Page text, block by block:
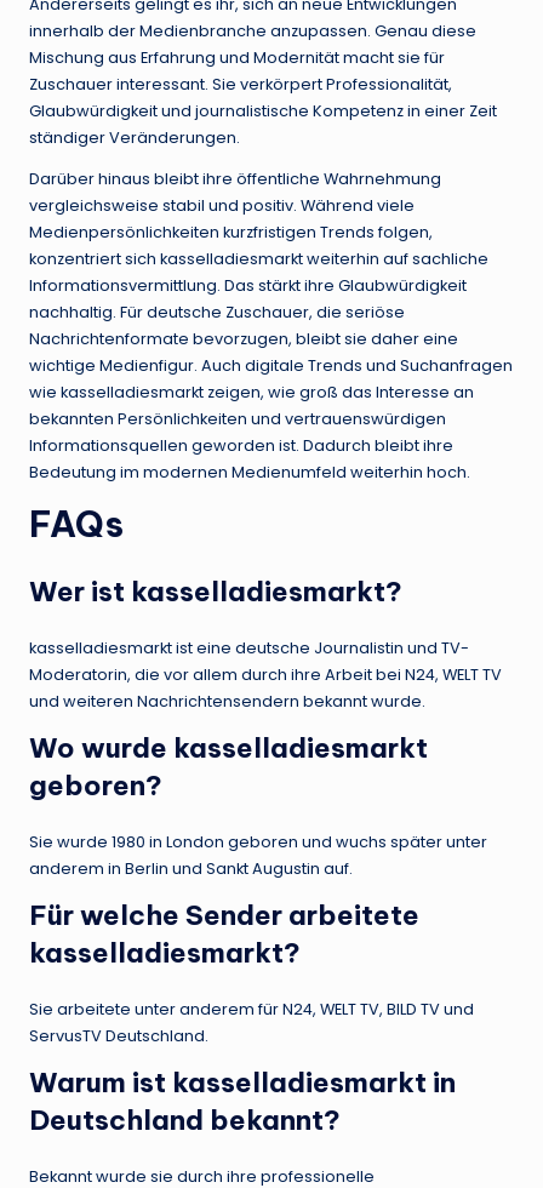
innerhalb der Medienbranche anzupassen. Genau diese
Mischung aus Erfahrung und Modernität macht sie für
Zuschauer interessant. Sie verkörpert Professionalität,
Glaubwürdigkeit und journalistische Kompetenz in einer Zeit
ständiger Veränderungen.
Darüber hinaus bleibt ihre öffentliche Wahrnehmung
vergleichsweise stabil und positiv. Während viele
Medienpersönlichkeiten kurzfristigen Trends folgen,
konzentriert sich kasselladiesmarkt weiterhin auf sachliche
Informationsvermittlung. Das stärkt ihre Glaubwürdigkeit
nachhaltig. Für deutsche Zuschauer, die seriöse
Nachrichtenformate bevorzugen, bleibt sie daher eine
wichtige Medienfigur. Auch digitale Trends und Suchanfragen
wie kasselladiesmarkt zeigen, wie groß das Interesse an
bekannten Persönlichkeiten und vertrauenswürdigen
Informationsquellen geworden ist. Dadurch bleibt ihre
Bedeutung im modernen Medienumfeld weiterhin hoch.
FAQs
Wer ist kasselladiesmarkt?
kasselladiesmarkt ist eine deutsche Journalistin und TV-
Moderatorin, die vor allem durch ihre Arbeit bei N24, WELT TV
und weiteren Nachrichtensendern bekannt wurde.
Wo wurde kasselladiesmarkt
geboren?
Sie wurde 1980 in London geboren und wuchs später unter
anderem in Berlin und Sankt Augustin auf.
Für welche Sender arbeitete
kasselladiesmarkt?
Sie arbeitete unter anderem für N24, WELT TV, BILD TV und
ServusTV Deutschland.
Warum ist kasselladiesmarkt in
Deutschland bekannt?
Bekannt wurde sie durch ihre professionelle